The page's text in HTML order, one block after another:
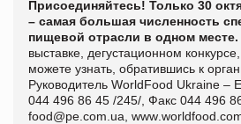
Присоединяйтесь! Только 30
– самая большая численность
пищевой отрасли в одном месте.
выставке, дегустационном
можете узнать, обратившись к
Руководитель WorldFood Ukraine –
044 496 86 45 /245/, Факс 044 496
food@pe com ua www worldfood